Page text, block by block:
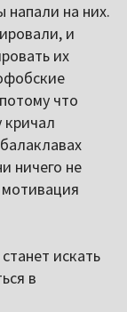
напали на них.
и
их
что
ничего не
искать
в